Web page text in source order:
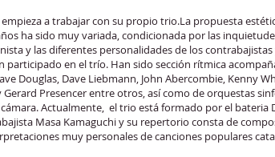
a trabajar con su propio trio.La propuesta
ha sido muy variada, condicionada por las
y las diferentes personalidades de los contrabajistas
participado en el trío. Han sido sección rítmica
Douglas, Dave Liebmann, John Abercombie, Kenny
Gerard Presencer entre otros, así como de orquestas
Actualmente, el trio está formado por el bateria
Masa Kamaguchi y su repertorio consta de
muy personales de canciones populares